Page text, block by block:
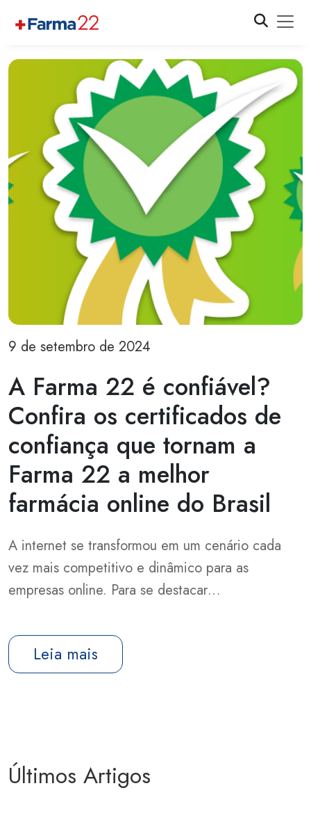
9 de setembro de 2024
A Farma 22 é confiável?
Confira os certificados de
confiança que tornam a
Farma 22 a melhor
farmácia online do Brasil
A internet se transformou em um cenário cada
vez mais competitivo e dinâmico para as
empresas online. Para se destacar…
Leia mais
Últimos Artigos